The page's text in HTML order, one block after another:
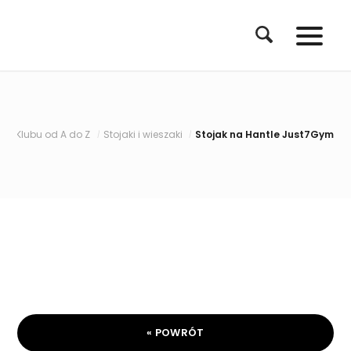
Klubu od A do Z / Stojaki i wieszaki / Stojak na Hantle Just7Gym (na
« POWRÓT